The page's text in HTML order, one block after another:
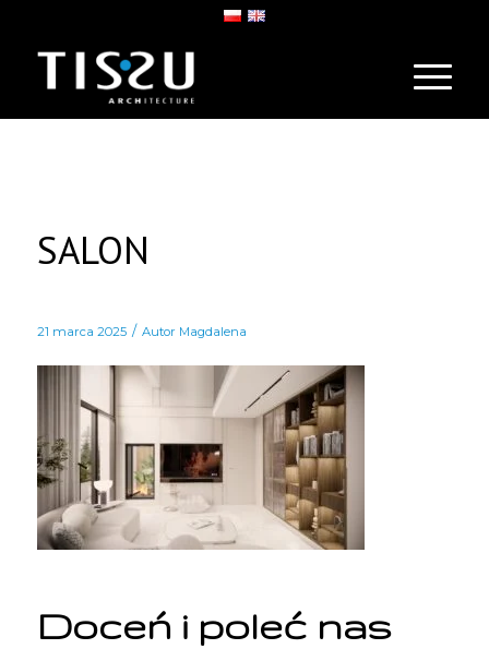
SALON
21 marca 2025 / Autor Magdalena
Doceń i poleć nas